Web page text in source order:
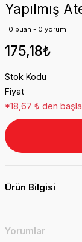
Yapılmış
0 puan - 0 yorum
175,18₺
Stok Kodu
Fiyat
*18,67 ₺ den
Ürün Bilgisi
Yorumlar